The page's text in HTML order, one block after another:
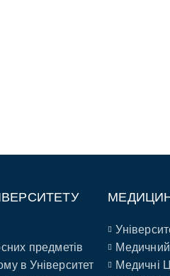
предметів
в Університет
Медичний
Медичні